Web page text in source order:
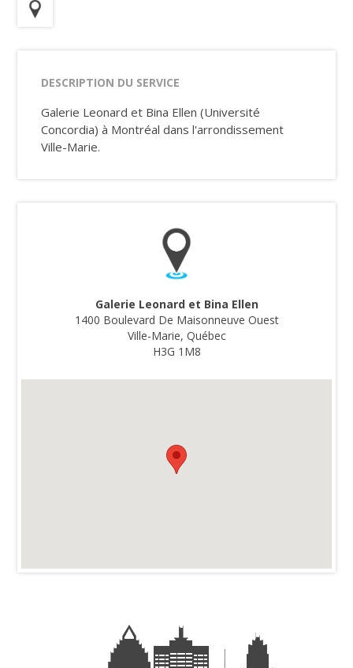
DESCRIPTION DU SERVICE
Galerie Leonard et Bina Ellen (Université
Concordia) à Montréal dans l'arrondissement
Ville-Marie.
Galerie Leonard et Bina Ellen
1400 Boulevard De Maisonneuve Ouest
Ville-Marie, Québec
H3G 1M8